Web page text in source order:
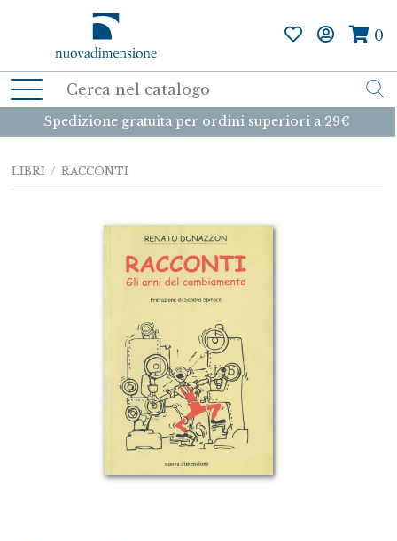
0
Spedizione gratuita per ordini superiori a 29€
LIBRI / RACCONTI